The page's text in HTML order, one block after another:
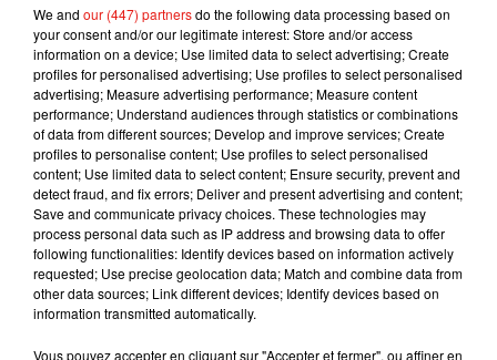
Publié : 18 mai 2018 à 15h55 par Aurélie Amcn
administration. Un projet ambitieux pour les deux
hommes.
Mais pour découvrir le nouveau film de la paire
Spielberg-DiCaprio, il va cependant nous falloir
être très patients. Les deux américains sont en
effet déjà bien occupés chacun de leur côté.
Leonardo DiCaprio vient de rejoindre le casting du
prochain Tarantino aux côtés de Brad Pitt, tandis
que Steven Spielberg travaille sur le prochain
volet des aventures d’Indiana Jones.
Mundo Latino
We and our (447) partnersdo the following data processing based on
your consent and/or our legitimate interest: Store and/or access
information on a device; Use limited data to select advertising; Create
profiles for personalised advertising; Use profiles to select personalised
advertising; Measure advertising performance; Measure content
performance; Understand audiences through statistics or combinations
of data from different sources; Develop and improve services; Create
profiles to personalise content; Use profiles to select personalised
content; Use limited data to select content; Ensure security, prevent and
detect fraud, and fix errors; Deliver and present advertising and content;
Save and communicate privacy choices. These technologies may
process personal data such as IP address and browsing data to offer
following functionalities: Identify devices based on information actively
requested; Use precise geolocation data; Match and combine data from
other data sources; Link different devices; Identify devices based on
information transmitted automatically.
Vous pouvez accepter en cliquant sur "Accepter et fermer", ou affiner en